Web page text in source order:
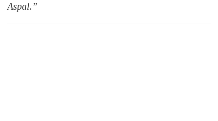
Aspal.”